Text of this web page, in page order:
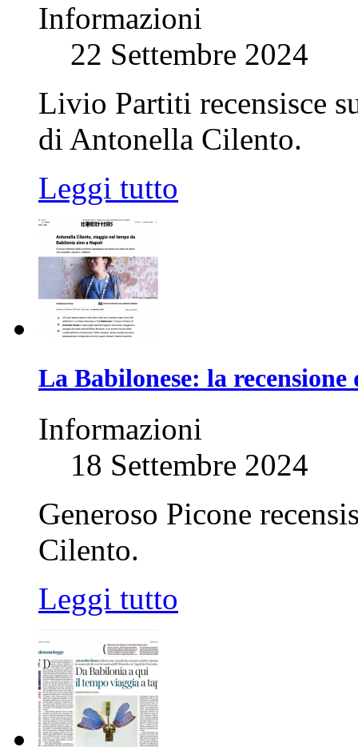
Informazioni
22 Settembre 2024
Livio Partiti recensisce
di Antonella Cilento.
Leggi tutto
La Babilonese: la
Informazioni
18 Settembre 2024
Generoso Picone
Cilento.
Leggi tutto